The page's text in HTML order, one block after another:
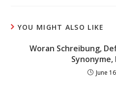
YOU MIGHT ALSO LIKE
Woran Schreibung,
Synonyme,
June